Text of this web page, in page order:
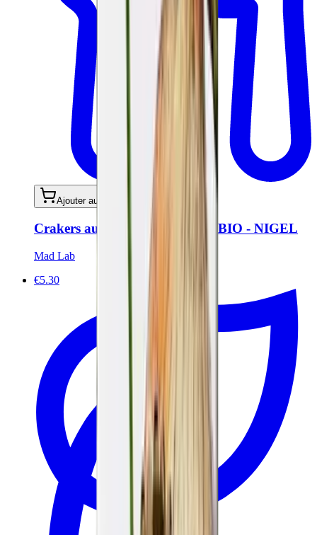
Ajouter au panier
Crakers aux Graines de Nigelle BIO - NIGEL
Mad Lab
€5.30